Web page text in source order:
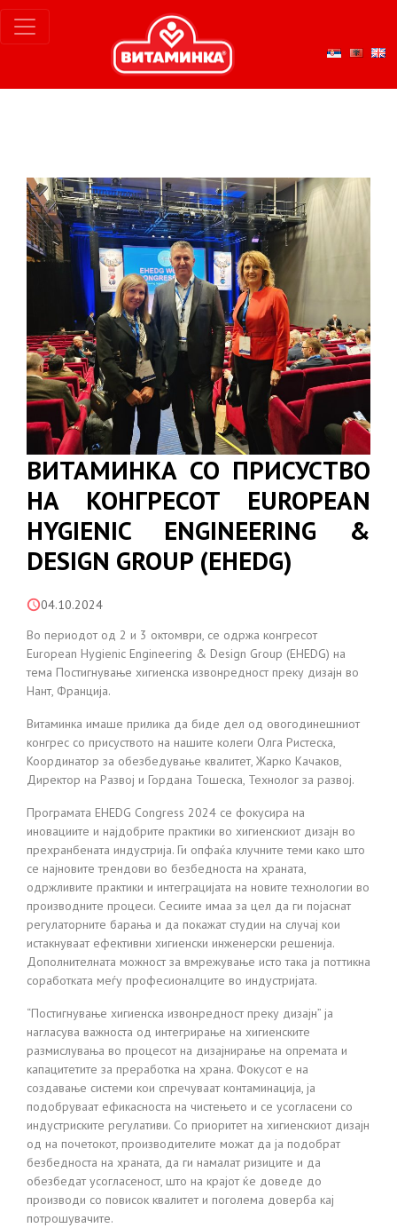
ВИТАМИНКА СО ПРИСУСТВО
НА КОНГРЕСОТ EUROPEAN
HYGIENIC ENGINEERING &
DESIGN GROUP (EHEDG)
04.10.2024
Во периодот од 2 и 3 октомври, се одржа конгресот
European Hygienic Engineering & Design Group (EHEDG) на
тема Постигнување хигиенска извонредност преку дизајн во
Нант, Франција.
Витаминка имаше прилика да биде дел од овогодинешниот
конгрес со присуството на нашите колеги Олга Ристеска,
Координатор за обезбедување квалитет, Жарко Качаков,
Директор на Развој и Гордана Тошеска, Технолог за развој.
Програмата EHEDG Congress 2024 се фокусира на
иновациите и најдобрите практики во хигиенскиот дизајн во
прехранбената индустрија. Ги опфаќа клучните теми како што
се најновите трендови во безбедноста на храната,
одржливите практики и интеграцијата на новите технологии во
производните процеси. Сесиите имаа за цел да ги појаснат
регулаторните барања и да покажат студии на случај кои
истакнуваат ефективни хигиенски инженерски решенија.
Дополнителната можност за вмрежување исто така ја поттикна
соработката меѓу професионалците во индустријата.
“Постигнување хигиенска извонредност преку дизајн” ја
нагласува важноста од интегрирање на хигиенските
размислувања во процесот на дизајнирање на опремата и
капацитетите за преработка на храна. Фокусот е на
создавање системи кои спречуваат контаминација, ја
подобруваат ефикасноста на чистењето и се усогласени со
индустриските регулативи. Со приоритет на хигиенскиот дизајн
од на почетокот, производителите можат да ја подобрат
безбедноста на храната, да ги намалат ризиците и да
обезбедат усогласеност, што на крајот ќе доведе до
производи со повисок квалитет и поголема доверба кај
потрошувачите.